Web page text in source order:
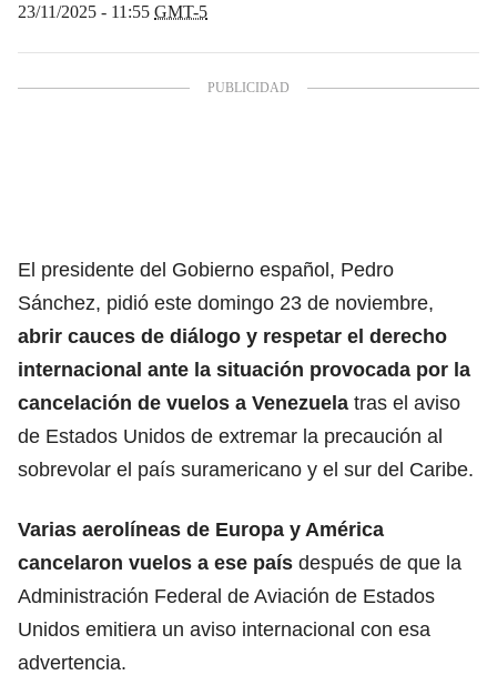
23/11/2025 - 11:55 GMT-5
El presidente del Gobierno español, Pedro
Sánchez, pidió este domingo 23 de noviembre,
abrir cauces de diálogo y respetar el derecho
internacional ante la situación provocada por la
cancelación de vuelos a Venezuela tras el aviso
de Estados Unidos de extremar la precaución al
sobrevolar el país suramericano y el sur del Caribe.
Varias aerolíneas de Europa y América
cancelaron vuelos a ese país después de que la
Administración Federal de Aviación de Estados
Unidos emitiera un aviso internacional con esa
advertencia.